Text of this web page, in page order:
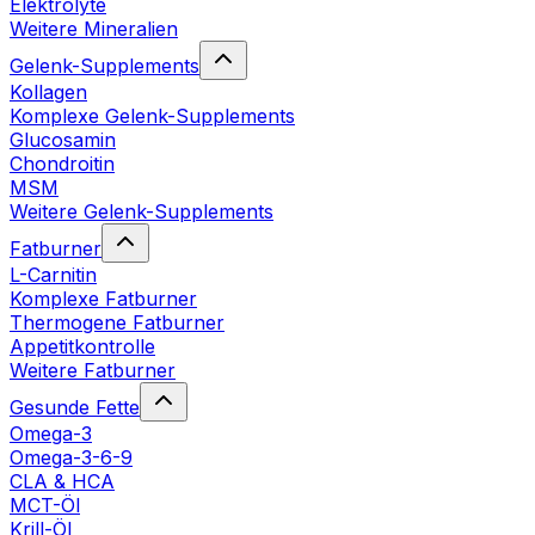
Elektrolyte
Weitere Mineralien
Gelenk-Supplements
Kollagen
Komplexe Gelenk-Supplements
Glucosamin
Chondroitin
MSM
Weitere Gelenk-Supplements
Fatburner
L-Carnitin
Komplexe Fatburner
Thermogene Fatburner
Appetitkontrolle
Weitere Fatburner
Gesunde Fette
Omega-3
Omega-3-6-9
CLA & HCA
MCT-Öl
Krill-Öl